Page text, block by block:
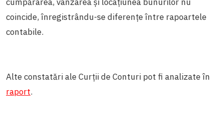
coincide, înregistrându-se diferențe între rapoartele
contabile.
Alte constatări ale Curții de Conturi pot fi analizate în
raport.